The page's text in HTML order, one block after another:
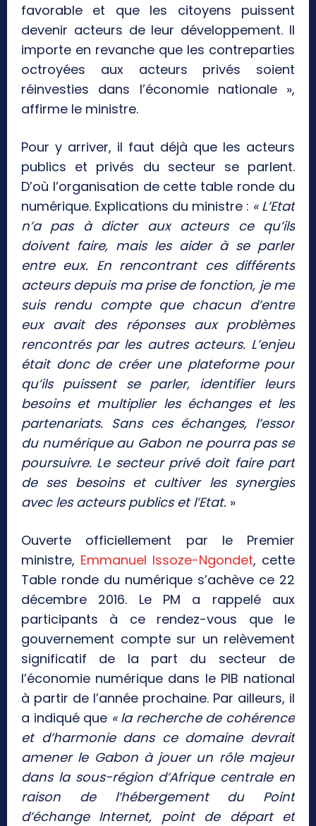
favorable et que les citoyens puissent
devenir acteurs de leur développement. Il
importe en revanche que les contreparties
octroyées aux acteurs privés soient
réinvesties dans l’économie nationale »,
affirme le ministre.
Pour y arriver, il faut déjà que les acteurs
publics et privés du secteur se parlent.
D’où l’organisation de cette table ronde du
numérique. Explications du ministre : « L’Etat
n’a pas à dicter aux acteurs ce qu’ils
doivent faire, mais les aider à se parler
entre eux. En rencontrant ces différents
acteurs depuis ma prise de fonction, je me
suis rendu compte que chacun d’entre
eux avait des réponses aux problèmes
rencontrés par les autres acteurs. L’enjeu
était donc de créer une plateforme pour
qu’ils puissent se parler, identifier leurs
besoins et multiplier les échanges et les
partenariats. Sans ces échanges, l’essor
du numérique au Gabon ne pourra pas se
poursuivre. Le secteur privé doit faire part
de ses besoins et cultiver les synergies
avec les acteurs publics et l’Etat. »
Ouverte officiellement par le Premier
ministre, Emmanuel Issoze-Ngondet, cette
Table ronde du numérique s’achève ce 22
décembre 2016. Le PM a rappelé aux
participants à ce rendez-vous que le
gouvernement compte sur un relèvement
significatif de la part du secteur de
l’économie numérique dans le PIB national
à partir de l’année prochaine. Par ailleurs, il
a indiqué que « la recherche de cohérence
et d’harmonie dans ce domaine devrait
amener le Gabon à jouer un rôle majeur
dans la sous-région d’Afrique centrale en
raison de l’hébergement du Point
d’échange Internet, point de départ et